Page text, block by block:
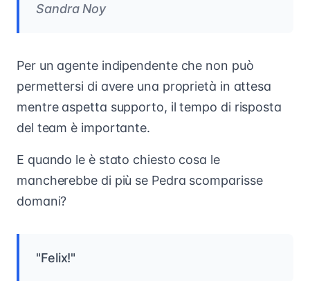
Sandra Noy
Per un agente indipendente che non può
permettersi di avere una proprietà in attesa
mentre aspetta supporto, il tempo di risposta
del team è importante.
E quando le è stato chiesto cosa le
mancherebbe di più se Pedra scomparisse
domani?
"Felix!"